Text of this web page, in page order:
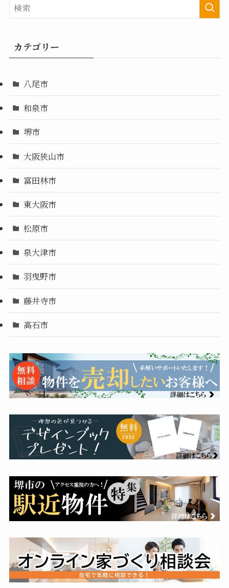
カテゴリー
八尾市
和泉市
堺市
大阪狭山市
富田林市
東大阪市
松原市
泉大津市
羽曳野市
藤井寺市
高石市